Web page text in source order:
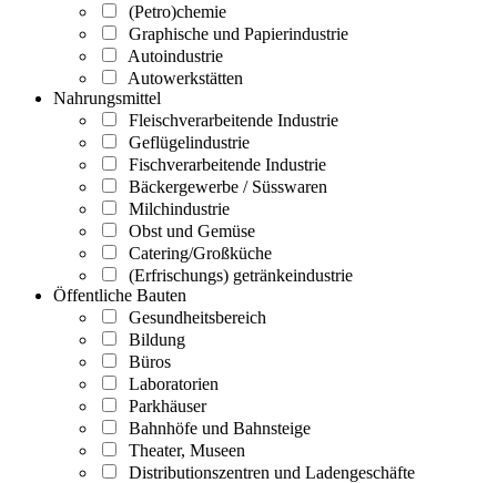
(Petro)chemie
Graphische und Papierindustrie
Autoindustrie
Autowerkstätten
Nahrungsmittel
Fleischverarbeitende Industrie
Geflügelindustrie
Fischverarbeitende Industrie
Bäckergewerbe / Süsswaren
Milchindustrie
Obst und Gemüse
Catering/Großküche
(Erfrischungs) getränkeindustrie
Öffentliche Bauten
Gesundheitsbereich
Bildung
Büros
Laboratorien
Parkhäuser
Bahnhöfe und Bahnsteige
Theater, Museen
Distributionszentren und Ladengeschäfte